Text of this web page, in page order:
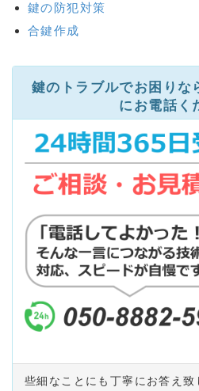
鍵の防犯対策
合鍵作成
鍵のトラブルでお困りな
にお電話く
些細なことにも丁寧にお答え